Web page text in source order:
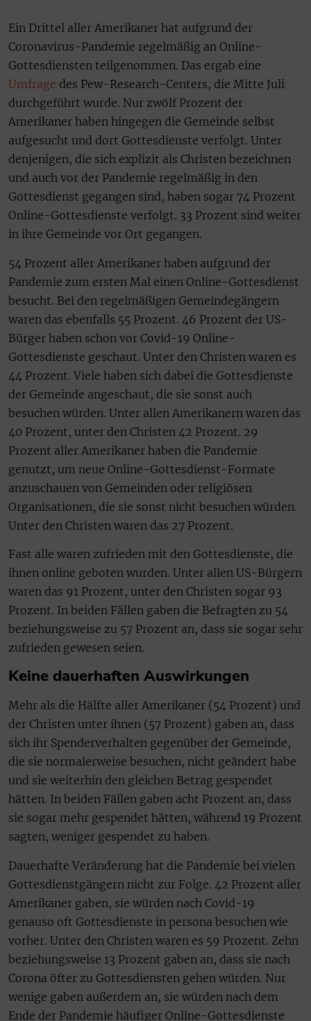
Ein Drittel aller Amerikaner hat aufgrund der
Coronavirus-Pandemie regelmäßig an Online-
Gottesdiensten teilgenommen. Das ergab eine
Umfrage des Pew-Research-Centers, die Mitte Juli
durchgeführt wurde. Nur zwölf Prozent der
Amerikaner haben hingegen die Gemeinde selbst
aufgesucht und dort Gottesdienste verfolgt. Unter
denjenigen, die sich explizit als Christen bezeichnen
und auch vor der Pandemie regelmäßig in den
Gottesdienst gegangen sind, haben sogar 74 Prozent
Online-Gottesdienste verfolgt. 33 Prozent sind weiter
in ihre Gemeinde vor Ort gegangen.
54 Prozent aller Amerikaner haben aufgrund der
Pandemie zum ersten Mal einen Online-Gottesdienst
besucht. Bei den regelmäßigen Gemeindegängern
waren das ebenfalls 55 Prozent. 46 Prozent der US-
Bürger haben schon vor Covid-19 Online-
Gottesdienste geschaut. Unter den Christen waren es
44 Prozent. Viele haben sich dabei die Gottesdienste
der Gemeinde angeschaut, die sie sonst auch
besuchen würden. Unter allen Amerikanern waren das
40 Prozent, unter den Christen 42 Prozent. 29
Prozent aller Amerikaner haben die Pandemie
genutzt, um neue Online-Gottesdienst-Formate
anzuschauen von Gemeinden oder religiösen
Organisationen, die sie sonst nicht besuchen würden.
Unter den Christen waren das 27 Prozent.
Fast alle waren zufrieden mit den Gottesdienste, die
ihnen online geboten wurden. Unter allen US-Bürgern
waren das 91 Prozent, unter den Christen sogar 93
Prozent. In beiden Fällen gaben die Befragten zu 54
beziehungsweise zu 57 Prozent an, dass sie sogar sehr
zufrieden gewesen seien.
Keine dauerhaften Auswirkungen
Mehr als die Hälfte aller Amerikaner (54 Prozent) und
der Christen unter ihnen (57 Prozent) gaben an, dass
sich ihr Spenderverhalten gegenüber der Gemeinde,
die sie normalerweise besuchen, nicht geändert habe
und sie weiterhin den gleichen Betrag gespendet
hätten. In beiden Fällen gaben acht Prozent an, dass
sie sogar mehr gespendet hätten, während 19 Prozent
sagten, weniger gespendet zu haben.
Dauerhafte Veränderung hat die Pandemie bei vielen
Gottesdienstgängern nicht zur Folge. 42 Prozent aller
Amerikaner gaben, sie würden nach Covid-19
genauso oft Gottesdienste in persona besuchen wie
vorher. Unter den Christen waren es 59 Prozent. Zehn
beziehungsweise 13 Prozent gaben an, dass sie nach
Corona öfter zu Gottesdiensten gehen würden. Nur
wenige gaben außerdem an, sie würden nach dem
Ende der Pandemie häufiger Online-Gottesdienste